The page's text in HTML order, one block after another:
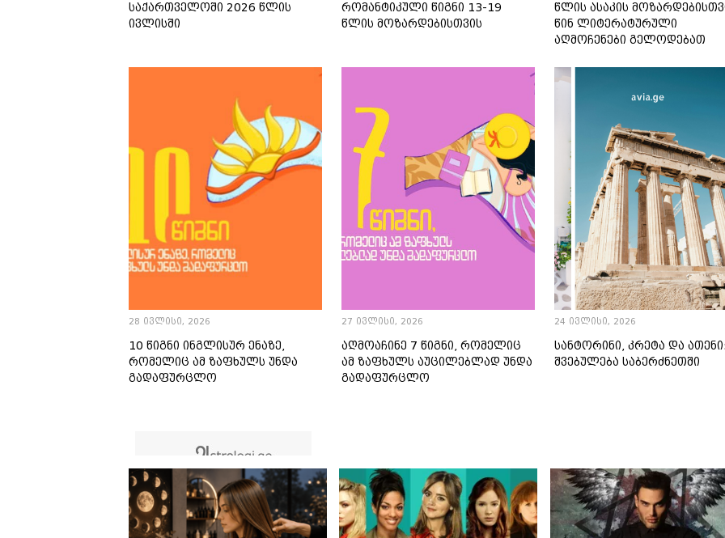
საქართველოში 2026 წლის
ივლისში
რომანტიკული წიგნი 13-19
წლის მოზარდებისთვის
წლის ასაკის
წინ ლიტერატურული
აღმოჩენები გელოდებათ
28 ივლისი, 2026
10 წიგნი ინგლისურ ენაზე,
რომელიც ამ ზაფხულს უნდა
გადაფურცლო
27 ივლისი, 2026
აღმოაჩინე 7 წიგნი, რომელიც
ამ ზაფხულს აუცილებლად უნდა
გადაფურცლო
24 ივლისი, 2026
სანტორინი, კრეტა და
შვებულება საბერძნეთში